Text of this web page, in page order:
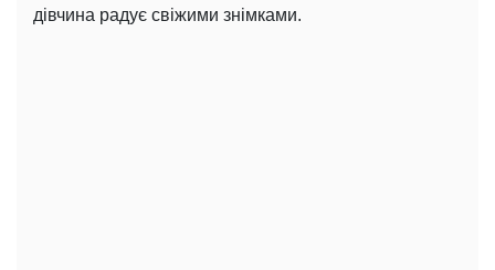
дівчина радує свіжими знімками.